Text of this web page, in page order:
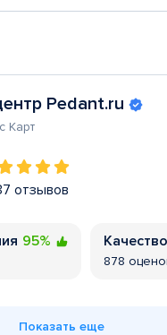
Pedant.ru
Карт
отзывов
95%
878
Показать еще